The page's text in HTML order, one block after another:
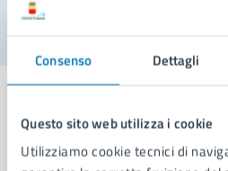
Consenso Dettagli
Questo sito web utilizza i cookie
Utilizziamo cookie tecnici di
Comune di Napoli